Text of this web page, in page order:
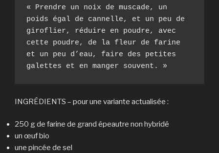
« Prendre un noix de muscade, un
poids égal de cannelle, et un peu de
giroflier, réduire en poudre, avec
cette poudre, de la fleur de farine
et un peu d’eau, faire des petites
galettes et en manger souvent. »
INGRÉDIENTS – pour une variante actualisée :
250 g de farine de grand épeautre non hybridé
un œuf bio
une pincée de sel